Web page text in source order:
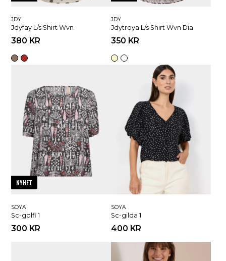
JDY
Jdyfay L/s Shirt Wvn
380 KR
JDY
Jdytroya L/s Shirt Wvn Dia
350 KR
NYHET
SOYA
Sc-golfi 1
300 KR
SOYA
Sc-gilda 1
400 KR